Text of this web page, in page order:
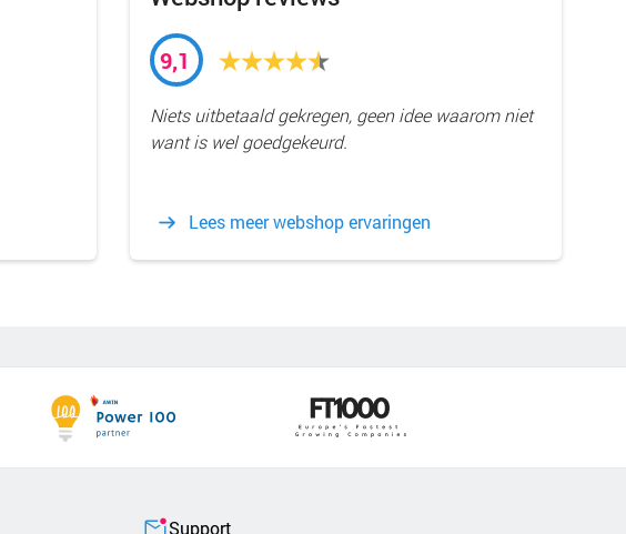
9,1
Niets uitbetaald gekregen, geen idee waarom niet
want is wel goedgekeurd.
Lees meer webshop ervaringen
Support